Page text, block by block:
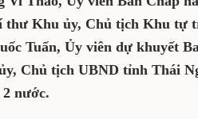
Trung ương Đảng
Khu tự trị dân tộc
Ủy viên dự khuyết
Tỉnh ủy, Chủ tịch